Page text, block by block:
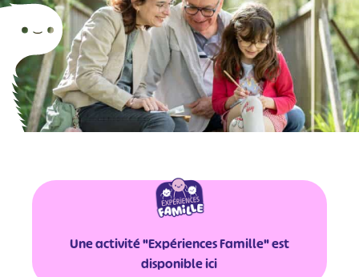
Une activité "Expériences Famille" est
disponible ici